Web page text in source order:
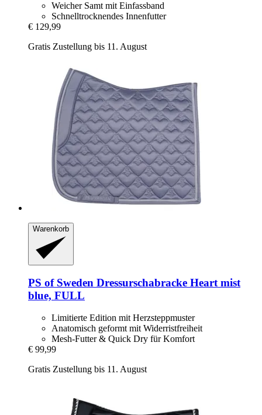
Weicher Samt mit Einfassband
Schnelltrocknendes Innenfutter
€ 129,99
Gratis Zustellung bis 11. August
Warenkorb
PS of Sweden Dressurschabracke Heart mist
blue, FULL
Limitierte Edition mit Herzsteppmuster
Anatomisch geformt mit Widerristfreiheit
Mesh-Futter & Quick Dry für Komfort
€ 99,99
Gratis Zustellung bis 11. August